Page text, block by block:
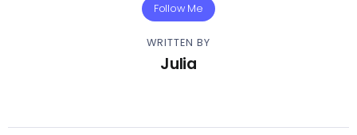
Follow Me
WRITTEN BY
Julia